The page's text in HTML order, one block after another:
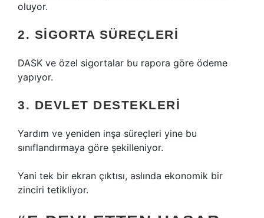
oluyor.
2. SIGORTA SÜREÇLERI
DASK ve özel sigortalar bu rapora göre ödeme
yapıyor.
3. DEVLET DESTEKLERI
Yardım ve yeniden inşa süreçleri yine bu
sınıflandırmaya göre şekilleniyor.
Yani tek bir ekran çıktısı, aslında ekonomik bir
zinciri tetikliyor.